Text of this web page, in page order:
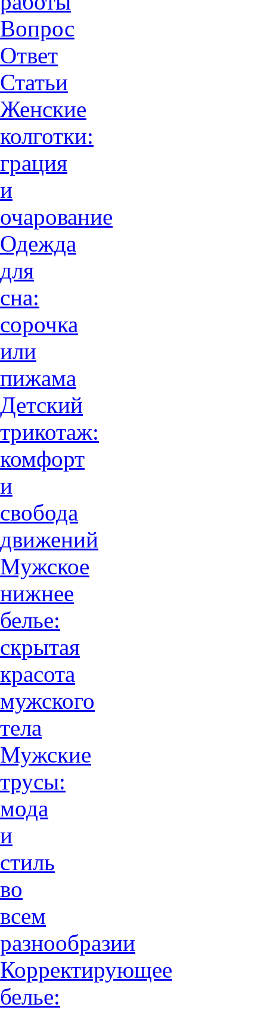
Вопрос
Ответ
Статьи
Женские
колготки:
грация
и
очарованиe
Одежда
для
сна:
сорочка
или
пижама
Детский
трикотаж:
комфорт
и
свобода
движений
Мужское
нижнее
белье:
скрытая
красота
мужского
тела
Мужские
трусы:
мода
и
стиль
во
всем
разнообразии
Корректирующее
белье: